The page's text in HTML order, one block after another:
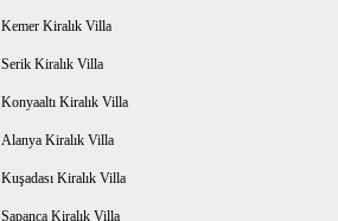
Kemer Kiralık Villa
Serik Kiralık Villa
Konyaaltı Kiralık Villa
Alanya Kiralık Villa
Kuşadası Kiralık Villa
Sapanca Kiralık Villa